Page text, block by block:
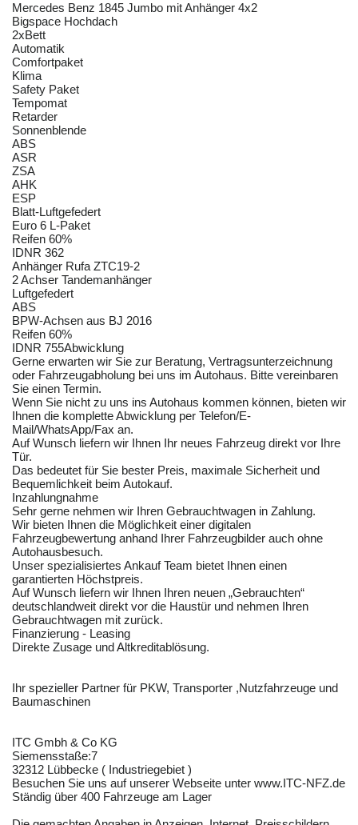
Mercedes Benz 1845 Jumbo mit Anhänger 4x2
Bigspace Hochdach
2xBett
Automatik
Comfortpaket
Klima
Safety Paket
Tempomat
Retarder
Sonnenblende
ABS
ASR
ZSA
AHK
ESP
Blatt-Luftgefedert
Euro 6 L-Paket
Reifen 60%
IDNR 362
Anhänger Rufa ZTC19-2
2 Achser Tandemanhänger
Luftgefedert
ABS
BPW-Achsen aus BJ 2016
Reifen 60%
IDNR 755Abwicklung
Gerne erwarten wir Sie zur Beratung, Vertragsunterzeichnung
oder Fahrzeugabholung bei uns im Autohaus. Bitte vereinbaren
Sie einen Termin.
Wenn Sie nicht zu uns ins Autohaus kommen können, bieten wir
Ihnen die komplette Abwicklung per Telefon/E-
Mail/WhatsApp/Fax an.
Auf Wunsch liefern wir Ihnen Ihr neues Fahrzeug direkt vor Ihre
Tür.
Das bedeutet für Sie bester Preis, maximale Sicherheit und
Bequemlichkeit beim Autokauf.
Inzahlungnahme
Sehr gerne nehmen wir Ihren Gebrauchtwagen in Zahlung.
Wir bieten Ihnen die Möglichkeit einer digitalen
Fahrzeugbewertung anhand Ihrer Fahrzeugbilder auch ohne
Autohausbesuch.
Unser spezialisiertes Ankauf Team bietet Ihnen einen
garantierten Höchstpreis.
Auf Wunsch liefern wir Ihnen Ihren neuen „Gebrauchten“
deutschlandweit direkt vor die Haustür und nehmen Ihren
Gebrauchtwagen mit zurück.
Finanzierung - Leasing
Direkte Zusage und Altkreditablösung.
Ihr spezieller Partner für PKW, Transporter ,Nutzfahrzeuge und
Baumaschinen
ITC Gmbh & Co KG
Siemensstaße:7
32312 Lübbecke ( Industriegebiet )
Besuchen Sie uns auf unserer Webseite unter www.ITC-NFZ.de
Ständig über 400 Fahrzeuge am Lager